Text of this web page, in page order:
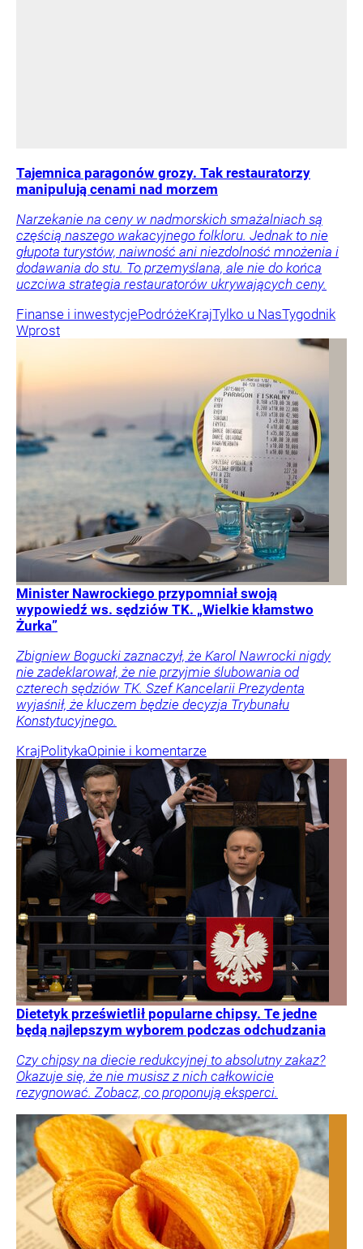
Tajemnica paragonów grozy. Tak restauratorzy
manipulują cenami nad morzem
Narzekanie na ceny w nadmorskich smażalniach są
częścią naszego wakacyjnego folkloru. Jednak to nie
głupota turystów, naiwność ani niezdolność mnożenia i
dodawania do stu. To przemyślana, ale nie do końca
uczciwa strategia restauratorów ukrywających ceny.
Finanse i inwestycjePodróżeKrajTylko u NasTygodnik
Wprost
Minister Nawrockiego przypomniał swoją
wypowiedź ws. sędziów TK. „Wielkie kłamstwo
Żurka”
Zbigniew Bogucki zaznaczył, że Karol Nawrocki nigdy
nie zadeklarował, że nie przyjmie ślubowania od
czterech sędziów TK. Szef Kancelarii Prezydenta
wyjaśnił, że kluczem będzie decyzja Trybunału
Konstytucyjnego.
KrajPolitykaOpinie i komentarze
Dietetyk prześwietlił popularne chipsy. Te jedne
będą najlepszym wyborem podczas odchudzania
Czy chipsy na diecie redukcyjnej to absolutny zakaz?
Okazuje się, że nie musisz z nich całkowicie
rezygnować. Zobacz, co proponują eksperci.